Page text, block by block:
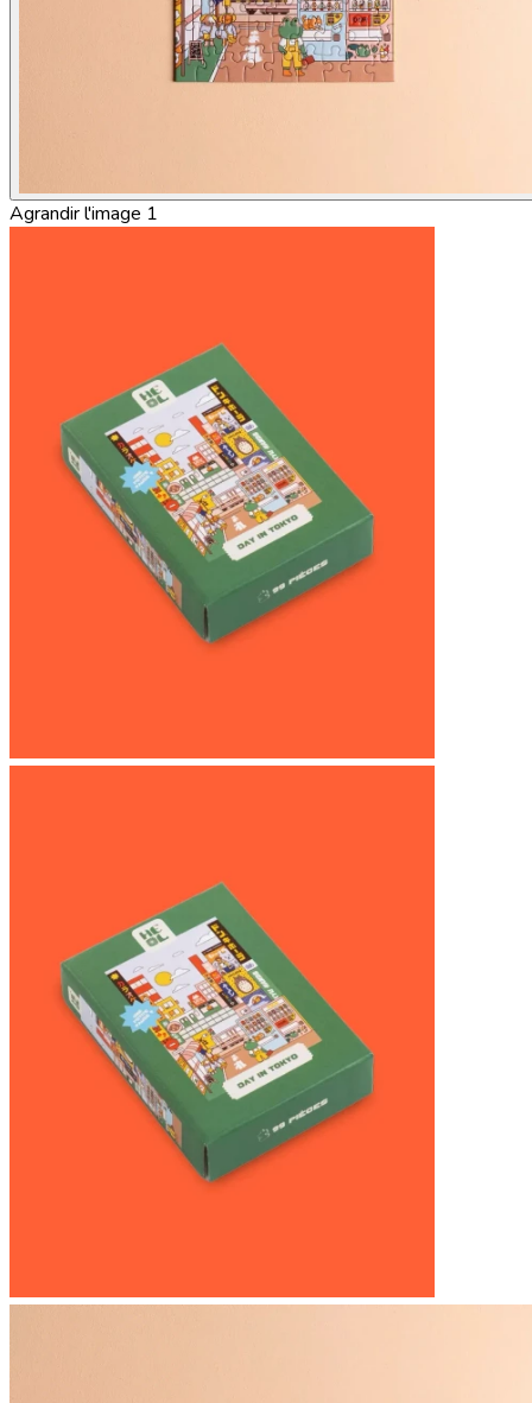
Agrandir l'image 1